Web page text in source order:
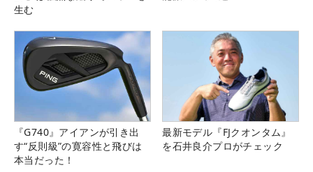
生む
『G740』アイアンが引き出
す“反則級”の寛容性と飛びは
本当だった！
最新モデル『FJクオンタム』
を石井良介プロがチェック